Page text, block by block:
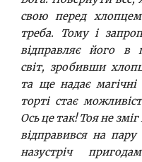
свою перед
треба. Тому і
відправляє його в
світ, зробивши
та ще надає
торті стає
Ось це так! Тоя не
відправився на
назустріч